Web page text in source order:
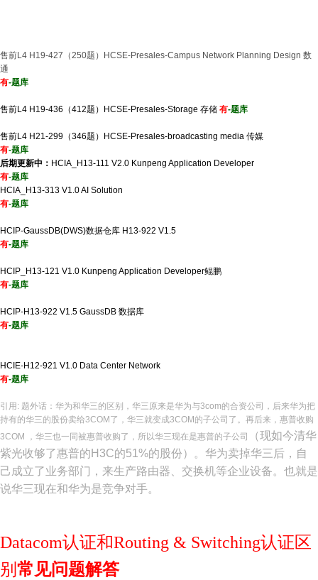
售前L4 H19-427（250题）HCSE-Presales-Campus Network Planning Design 数
通
有-题库
售前L4 H19-436（412题）HCSE-Presales-Storage 存储 有-题库
售前L4 H21-299（346题）HCSE-Presales-broadcasting media 传媒
有-题库
后期更新中： HCIA_H13-111 V2.0 Kunpeng Application Developer
有-题库
HCIA_H13-313 V1.0 AI Solution
有-题库
HCIP-GaussDB(DWS)数据仓库 H13-922 V1.5
有-题库
HCIP_H13-121 V1.0 Kunpeng Application Developer鲲鹏
有-题库
HCIP-H13-922 V1.5 GaussDB 数据库
有-题库
HCIE-H12-921 V1.0 Data Center Network
有-题库
引用: 题外话：华为和华三的区别，华三原来是华为与3com的合资公司，后来华为把
持有的华三的股份卖给3COM了，华三就变成3COM的子公司了。再后来，惠普收购
3COM ，华三也一同被惠普收购了，所以华三现在是惠普的子公司
（现如今清华
紫光收够了惠普的H3C的51%的股份）
。华为卖掉华三后，自
己成立了业务部门，来生产路由器、交换机等企业设备。也就是
说华三现在和华为是竞争对手。
Datacom认证和Routing & Switching认证区
别 常见问题解答